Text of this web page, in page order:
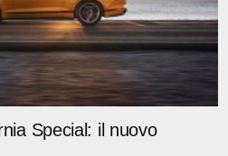
Special: il nuovo